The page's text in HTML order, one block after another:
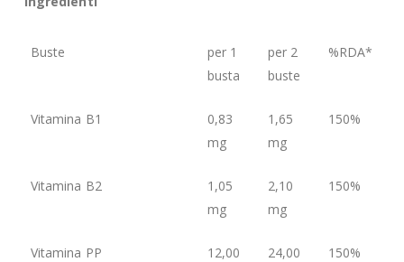
Buste
per 1
busta
per 2
buste
%RDA*
Vitamina B1
0,83
mg
1,65
mg
150%
Vitamina B2
1,05
mg
2,10
mg
150%
Vitamina PP
12,00
24,00
150%